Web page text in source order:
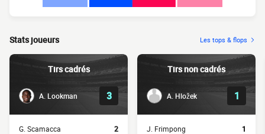
Stats joueurs Les tops & flops
Tirs cadrés
A. Lookman 3
G. Scamacca 2
Tirs non cadrés
A. Hložek 1
J. Frimpong 1